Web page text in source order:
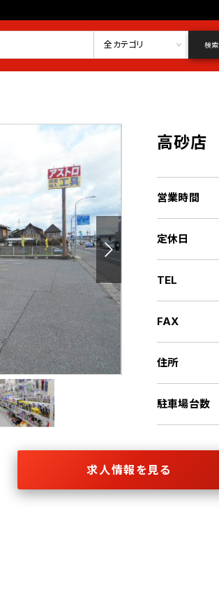
お気に入り
全カテゴリ 検索
高砂店
営業時間
定休日
TEL
FAX
住所
駐車場台数
求人情報を見る